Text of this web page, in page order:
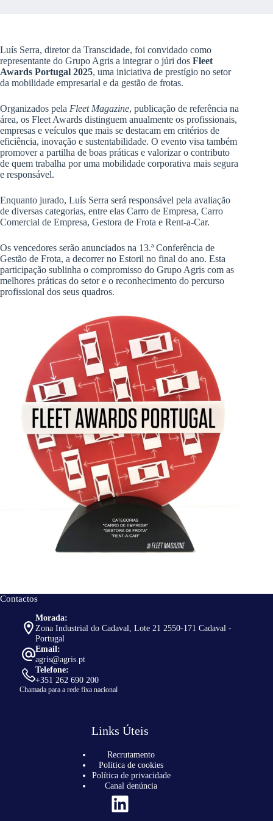
Luís Serra, diretor da Transcidade, foi convidado como
representante do Grupo Agris a integrar o júri dos Fleet
Awards Portugal 2025, uma iniciativa de prestígio no setor
da mobilidade empresarial e da gestão de frotas.
Organizados pela Fleet Magazine, publicação de referência na
área, os Fleet Awards distinguem anualmente os profissionais,
empresas e veículos que mais se destacam em critérios de
eficiência, inovação e sustentabilidade. O evento visa também
promover a partilha de boas práticas e valorizar o contributo
de quem trabalha por uma mobilidade corporativa mais segura
e responsável.
Enquanto jurado, Luís Serra será responsável pela avaliação
de diversas categorias, entre elas Carro de Empresa, Carro
Comercial de Empresa, Gestora de Frota e Rent-a-Car.
Os vencedores serão anunciados na 13.ª Conferência de
Gestão de Frota, a decorrer no Estoril no final do ano. Esta
participação sublinha o compromisso do Grupo Agris com as
melhores práticas do setor e o reconhecimento do percurso
profissional dos seus quadros.
Contactos
Morada:
Zona Industrial do Cadaval, Lote 21 2550-171 Cadaval -
Portugal
Email:
agris@agris.pt
Telefone:
+351 262 690 200
Chamada para a rede fixa nacional
Links Úteis
Recrutamento
Política de cookies
Política de privacidade
Canal denúncia
LinkedIn